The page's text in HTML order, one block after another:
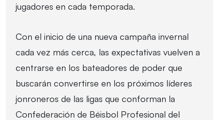
jugadores en cada temporada.
Con el inicio de una nueva campaña invernal
cada vez más cerca, las expectativas vuelven a
centrarse en los bateadores de poder que
buscarán convertirse en los próximos líderes
jonroneros de las ligas que conforman la
Confederación de Béisbol Profesional del